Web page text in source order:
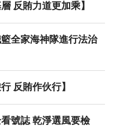
反賄力道更加乘】
全家海神隊進行法治
反賄作伙行】
號誌 乾淨選風要檢